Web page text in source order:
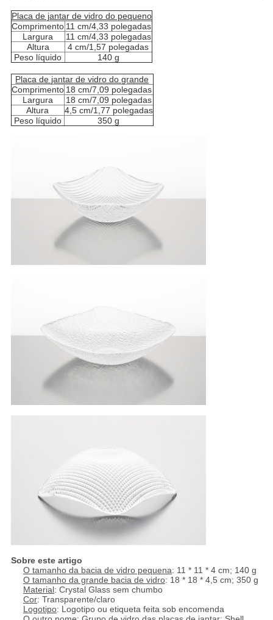
Placa de jantar de vidro do pequeno
Comprimento 11 cm/4,33 polegadas
Largura
11 cm/4,33 polegadas
Altura
4 cm/1,57 polegadas
Peso líquido
140 g
Placa de jantar de vidro do grande
Comprimento 18 cm/7,09 polegadas
Largura
18 cm/7,09 polegadas
Altura
4,5 cm/1,77 polegadas
Peso líquido
350 g
Sobre este artigo
O tamanho da bacia de vidro pequena: 11 * 11 * 4 cm; 140 g
O tamanho da grande bacia de vidro: 18 * 18 * 4,5 cm; 350 g
Material: Crystal Glass sem chumbo
Cor: Transparente/claro
Logotipo: Logotipo ou etiqueta feita sob encomenda